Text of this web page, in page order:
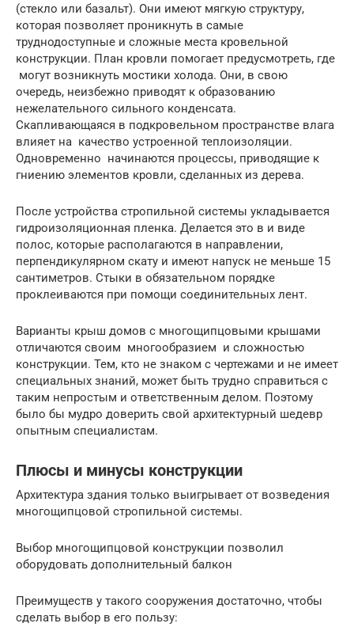
(стекло или базальт). Они имеют мягкую структуру,
которая позволяет проникнуть в самые
труднодоступные и сложные места кровельной
конструкции. План кровли помогает предусмотреть, где
могут возникнуть мостики холода. Они, в свою
очередь, неизбежно приводят к образованию
нежелательного сильного конденсата.
Скапливающаяся в подкровельном пространстве влага
влияет на качество устроенной теплоизоляции.
Одновременно начинаются процессы, приводящие к
гниению элементов кровли, сделанных из дерева.
После устройства стропильной системы укладывается
гидроизоляционная пленка. Делается это в и виде
полос, которые располагаются в направлении,
перпендикулярном скату и имеют напуск не меньше 15
сантиметров. Стыки в обязательном порядке
проклеиваются при помощи соединительных лент.
Варианты крыш домов с многощипцовыми крышами
отличаются своим многообразием и сложностью
конструкции. Тем, кто не знаком с чертежами и не имеет
специальных знаний, может быть трудно справиться с
таким непростым и ответственным делом. Поэтому
было бы мудро доверить свой архитектурный шедевр
опытным специалистам.
Плюсы и минусы конструкции
Архитектура здания только выигрывает от возведения
многощипцовой стропильной системы.
Выбор многощипцовой конструкции позволил
оборудовать дополнительный балкон
Преимуществ у такого сооружения достаточно, чтобы
сделать выбор в его пользу: